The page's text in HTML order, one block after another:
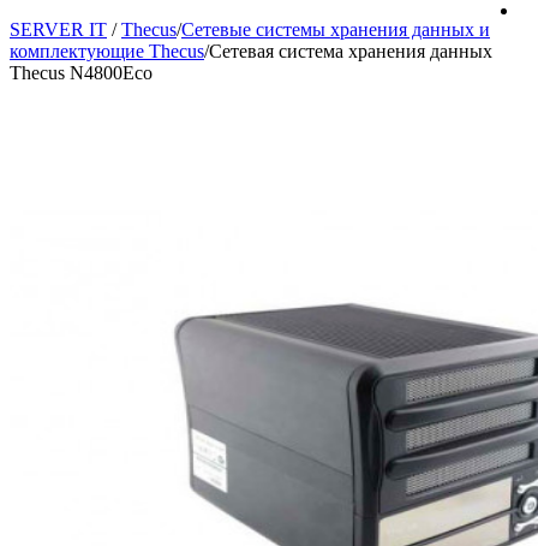
SERVER IT / Thecus/Сетевые системы хранения данных и
комплектующие Thecus/Сетевая система хранения данных
Thecus N4800Eco